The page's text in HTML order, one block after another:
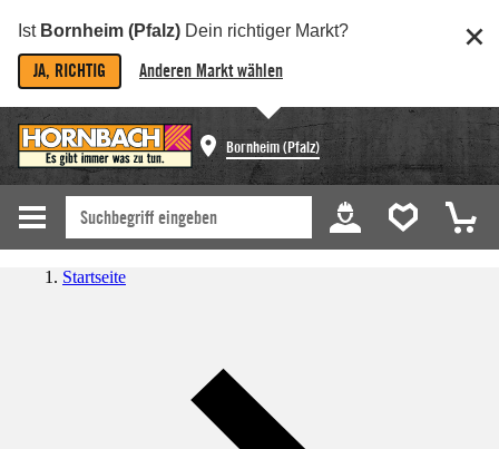
Ist Bornheim (Pfalz) Dein richtiger Markt?
JA, RICHTIG Anderen Markt wählen
Bornheim (Pfalz)
Startseite